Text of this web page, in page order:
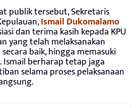
publik tersebut, Sekretaris
Ismail Dukomalamo
dan terima kasih kepada KPU
yang telah melaksanakan
baik, hingga memasuki
berharap tetap jaga
selama proses pelaksanaan